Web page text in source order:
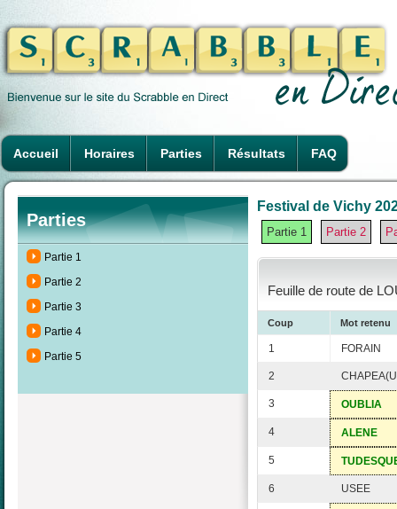
Accueil Horaires Parties Résultats FAQ
Parties
Partie 1
Partie 2
Partie 3
Partie 4
Partie 5
Festival de Vichy
Partie 1 Partie 2
Feuille de route de
Coup Mot retenu
1 FORAIN
2
3 OUBLIA
4 ALENE
5
6 USEE